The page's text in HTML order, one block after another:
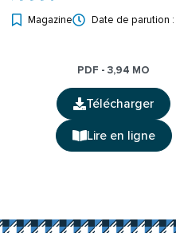
Magazine Date de parution :
PDF - 3,94 MO
Télécharger
(ouverture
Lire en ligne